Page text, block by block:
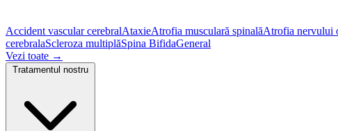
Accident vascular cerebralAtaxieAtrofia musculară spinalăAtrofia nervului
cerebralaScleroza multiplăSpina BifidaGeneral
Vezi toate →